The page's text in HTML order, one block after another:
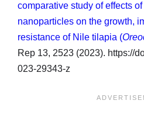
comparative study of effects
nanoparticles on the growth,
resistance of Nile tilapia (
Rep 13, 2523 (2023). https://
023-29343-z